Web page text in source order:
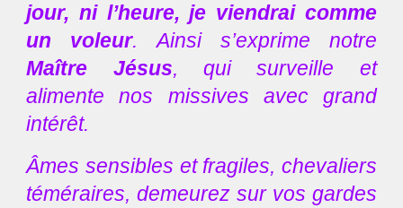
jour, ni l’heure, je viendrai comme
un voleur. Ainsi s’exprime notre
Maître Jésus, qui surveille et
alimente nos missives avec grand
intérêt.
Âmes sensibles et fragiles, chevaliers
téméraires, demeurez sur vos gardes